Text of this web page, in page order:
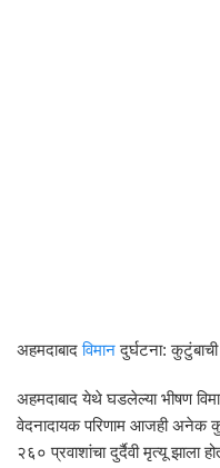
अहमदाबादविमानदुर्घटना:
अहमदाबाद येथे घडलेल्या भीषण
वेदनादायक परिणाम आजही अनेक
२६० प्रवाशांचा दुर्दैवी मृत्यू झाला